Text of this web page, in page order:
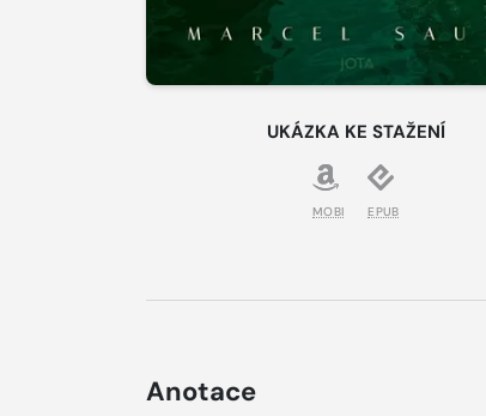
UKÁZKA KE STAŽENÍ
MOBI EPUB
Anotace